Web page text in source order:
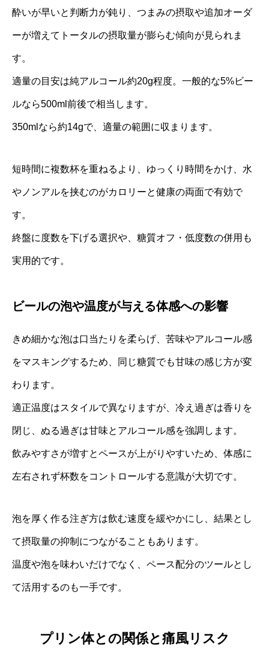
酔いが早いと判断力が鈍り、つまみの摂取や追加オーダ
ーが増えてトータルの摂取量が膨らむ傾向が見られま
す。
適量の目安は純アルコール約20g程度。一般的な5%ビー
ルなら500ml前後で相当します。
350mlなら約14gで、適量の範囲に収まります。
短時間に複数杯を重ねるより、ゆっくり時間をかけ、水
やノンアルを挟むのがカロリーと健康の両面で有効で
す。
終盤に度数を下げる選択や、糖質オフ・低度数の併用も
実用的です。
ビールの泡や温度が与える体感への影響
きめ細かな泡は口当たりを柔らげ、苦味やアルコール感
をマスキングするため、同じ糖質でも甘味の感じ方が変
わります。
適正温度はスタイルで異なりますが、冷え過ぎは香りを
閉じ、ぬる過ぎは甘味とアルコール感を強調します。
飲みやすさが増すとペースが上がりやすいため、体感に
左右されず杯数をコントロールする意識が大切です。
泡を厚く作る注ぎ方は飲む速度を緩やかにし、結果とし
て摂取量の抑制につながることもあります。
温度や泡を味わいだけでなく、ペース配分のツールとし
て活用するのも一手です。
プリン体との関係と痛風リスク